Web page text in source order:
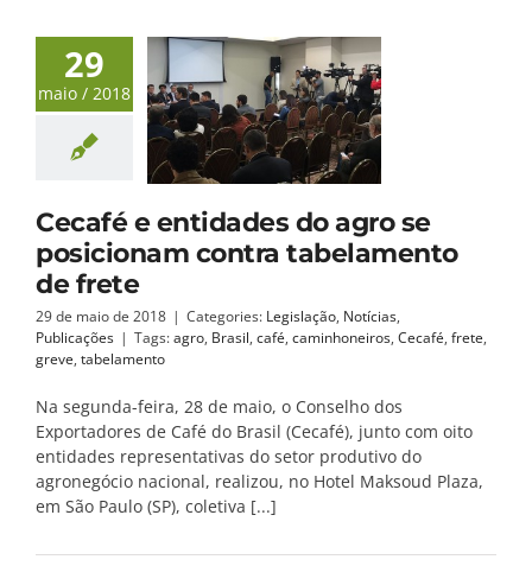
29
maio / 2018
Cecafé e entidades do agro se
posicionam contra tabelamento
de frete
29 de maio de 2018 | Categories: Legislação, Notícias,
Publicações | Tags:agro, Brasil, café, caminhoneiros, Cecafé, frete,
greve, tabelamento
Na segunda-feira, 28 de maio, o Conselho dos
Exportadores de Café do Brasil (Cecafé), junto com oito
entidades representativas do setor produtivo do
agronegócio nacional, realizou, no Hotel Maksoud Plaza,
em São Paulo (SP), coletiva [...]